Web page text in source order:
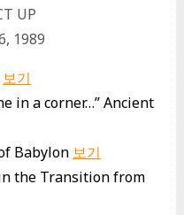
UP
1989
보기
in a corner…” Ancient
Babylon 보기
the Transition from